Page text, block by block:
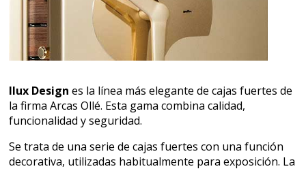
Ilux Design es la línea más elegante de cajas fuertes de
la firma Arcas Ollé. Esta gama combina calidad,
funcionalidad y seguridad.
Se trata de una serie de cajas fuertes con una función
decorativa, utilizadas habitualmente para exposición. La